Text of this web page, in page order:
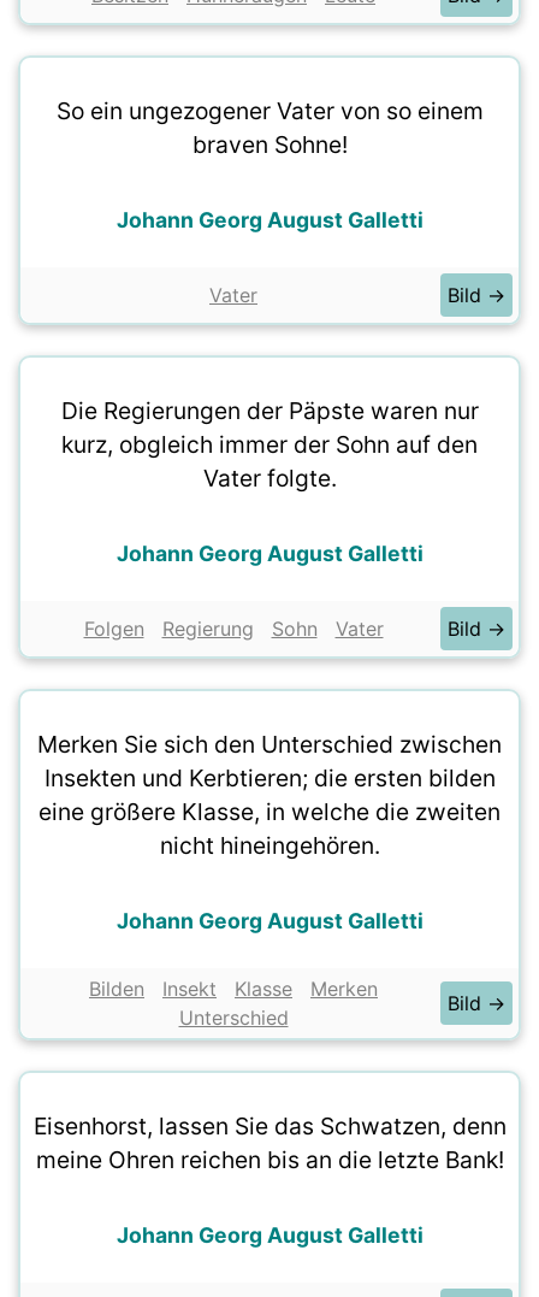
So ein ungezogener Vater von so einem
braven Sohne!
Johann Georg August Galletti
Vater Bild →
Die Regierungen der Päpste waren nur
kurz, obgleich immer der Sohn auf den
Vater folgte.
Johann Georg August Galletti
Folgen Regierung Sohn Vater Bild →
Merken Sie sich den Unterschied zwischen
Insekten und Kerbtieren; die ersten bilden
eine größere Klasse, in welche die zweiten
nicht hineingehören.
Johann Georg August Galletti
Bilden Insekt Klasse
Merken
Unterschied
Bild →
Eisenhorst, lassen Sie das Schwatzen, denn
meine Ohren reichen bis an die letzte Bank!
Johann Georg August Galletti